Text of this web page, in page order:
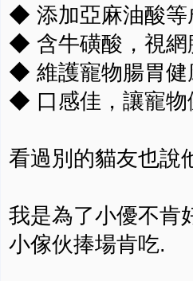
◆ 添加亞麻油酸等
◆ 含牛磺酸，視網
◆ 維護寵物腸胃健
◆ 口感佳，讓寵物
看過別的貓友也說
我是為了小優不肯
小傢伙捧場肯吃.